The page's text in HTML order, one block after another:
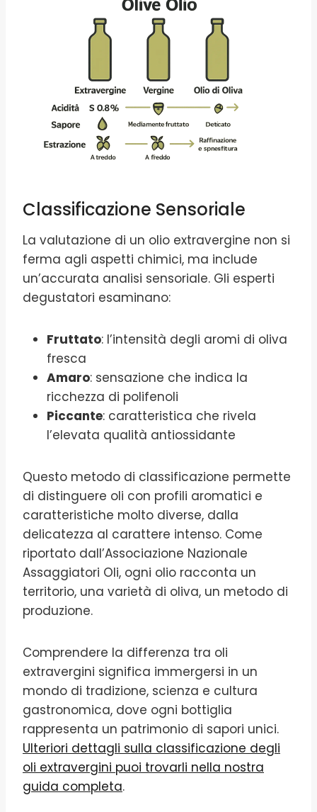
Classificazione Sensoriale
La valutazione di un olio extravergine non si
ferma agli aspetti chimici, ma include
un’accurata analisi sensoriale. Gli esperti
degustatori esaminano:
Fruttato: l’intensità degli aromi di oliva
fresca
Amaro: sensazione che indica la
ricchezza di polifenoli
Piccante: caratteristica che rivela
l’elevata qualità antiossidante
Questo metodo di classificazione permette
di distinguere oli con profili aromatici e
caratteristiche molto diverse, dalla
delicatezza al carattere intenso. Come
riportato dall’Associazione Nazionale
Assaggiatori Oli, ogni olio racconta un
territorio, una varietà di oliva, un metodo di
produzione.
Comprendere la differenza tra oli
extravergini significa immergersi in un
mondo di tradizione, scienza e cultura
gastronomica, dove ogni bottiglia
rappresenta un patrimonio di sapori unici.
Ulteriori dettagli sulla classificazione degli
oli extravergini puoi trovarli nella nostra
guida completa.